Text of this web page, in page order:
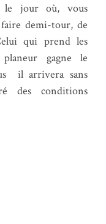
le jour où, vous
demi-tour, de
qui prend les
gagne le
il arrivera sans
des conditions